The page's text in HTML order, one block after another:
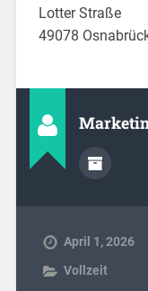
Lotter Straße
49078
April 1, 2026
Vollzeit